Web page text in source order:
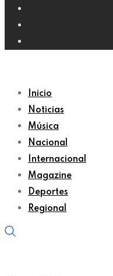
Inicio
Noticias
Música
Nacional
Internacional
Magazine
Deportes
Regional